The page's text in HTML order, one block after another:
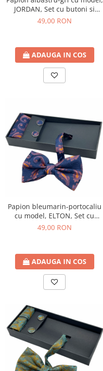
JORDAN, Set cu butoni si
batista
49,00 RON
ADAUGA IN COS
Papion bleumarin-portocaliu
cu model, ELTON, Set cu
butoni si batista
49,00 RON
ADAUGA IN COS